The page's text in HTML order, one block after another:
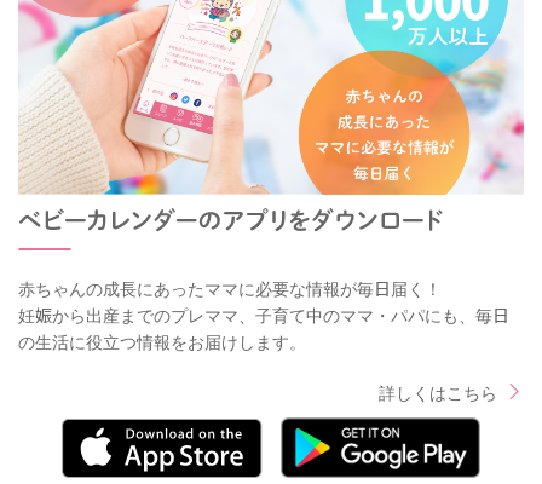
赤ちゃんの成長にあったママに必要な情報が毎日届く！
妊娠から出産までのプレママ、子育て中のママ・パパにも、毎日
の生活に役立つ情報をお届けします。
詳しくはこちら